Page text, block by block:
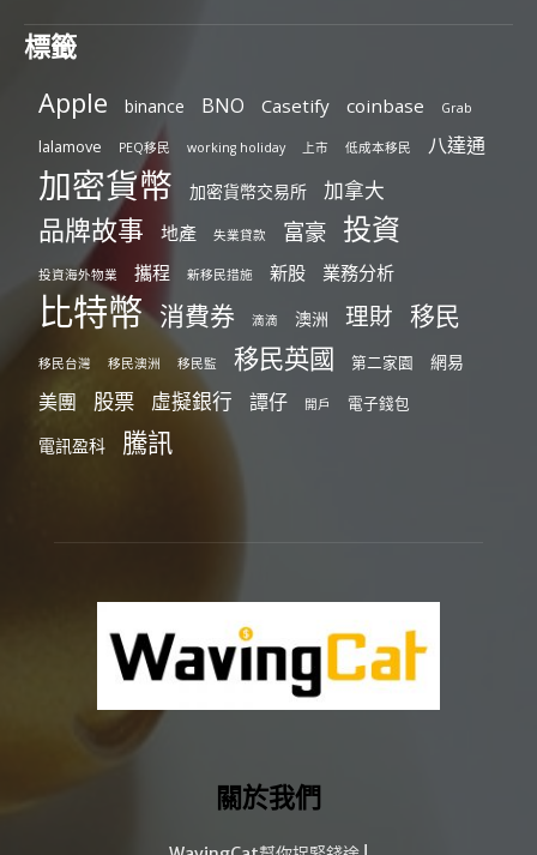
標籤
Apple binance BNO Casetify coinbase Grab
lalamove PEQ移民 working holiday 上市 低成本移民 八達通
加密貨幣 加密貨幣交易所 加拿大
品牌故事 地產 失業貸款 富豪 投資
投資海外物業 攜程 新移民措施 新股 業務分析
比特幣 消費券 滴滴 澳洲 理財 移民
移民台灣 移民澳洲 移民監 移民英國 第二家園 網易
美團 股票 虛擬銀行 譚仔 開戶 電子錢包
電訊盈科 騰訊
關於我們